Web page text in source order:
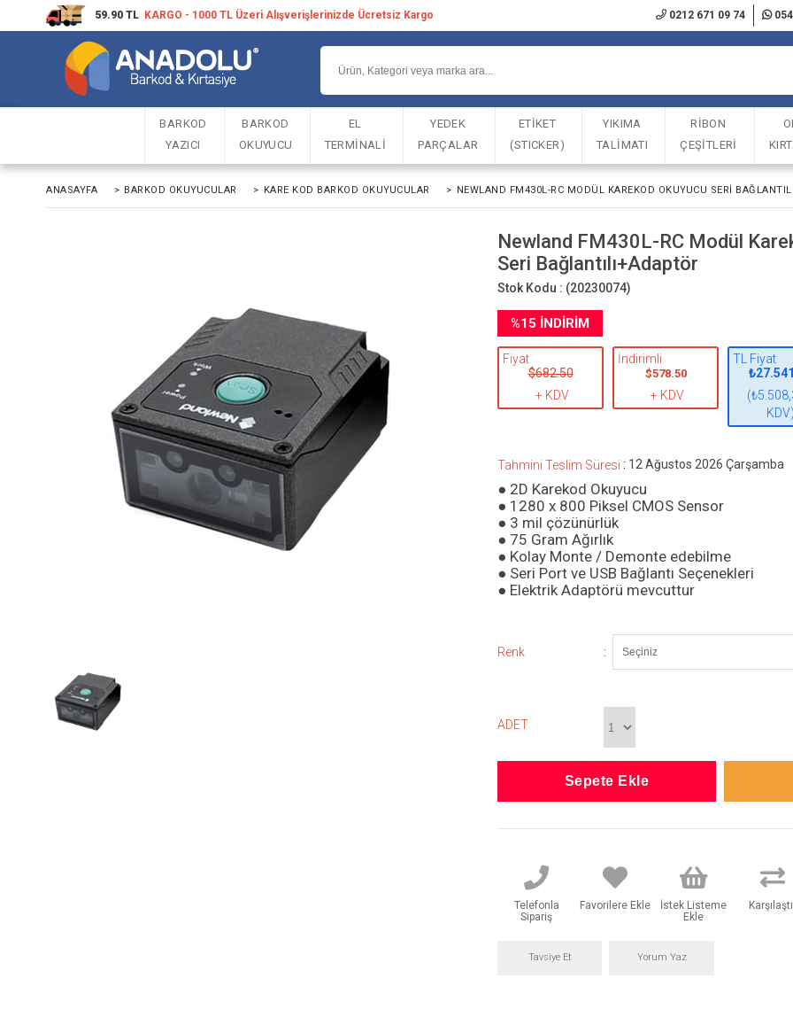
59.90 TL KARGO - 1000 TL Üzeri Alışverişlerinizde Ücretsiz Kargo 0212 671 09 74
BARKOD
YAZICI
BARKOD
OKUYUCU
EL
TERMİNALİ
YEDEK
PARÇALAR
ETİKET
(STICKER)
YIKIMA
TALİMATI
RİBON
ÇEŞİTLERİ
ANASAYFA > BARKOD OKUYUCULAR > KARE KOD BARKOD OKUYUCULAR > NEWLAND FM430L-RC MODÜL KAREKOD OKUYUCU SERI
Newland FM430L-RC Modül
Seri Bağlantılı+Adaptör
Stok Kodu : (20230074)
%15 İNDIRIM
Fiyat
$682.50
+ KDV
İndirimli
$578.50
+ KDV
TL Fiyat
Tahmini Teslim Süresi : 12 Ağustos 2026 Çarşamba
● 2D Karekod Okuyucu
● 1280 x 800 Piksel CMOS Sensor
● 3 mil çözünürlük
● 75 Gram Ağırlık
● Kolay Monte / Demonte edebilme
● Seri Port ve USB Bağlantı Seçenekleri
● Elektrik Adaptörü mevcuttur
Renk :
ADET
Telefonla
Sipariş
Favorilere Ekle
İstek Listeme
Ekle
Tavsiye Et Yorum Yaz